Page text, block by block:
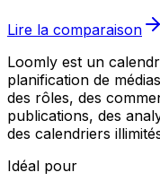
Lire la comparaison
Loomly est un
planification de
des rôles, des
publications, des
des calendriers
Idéal pour